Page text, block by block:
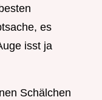
es
isst ja
Schälchen